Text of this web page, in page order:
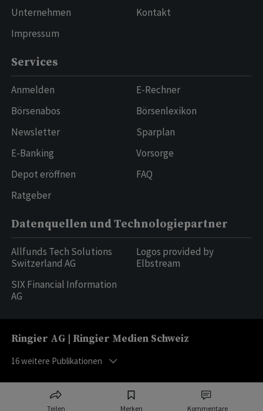
Teilen Merken Kommentare
Unternehmen
Impressum
Kontakt
Services
Anmelden
Börsenabos
Newsletter
E-Banking
Depot eröffnen
Ratgeber
E-Rechner
Börsenlexikon
Sparplan
Vorsorge
FAQ
Datenquellen und Technologiepartner
Allfunds Tech Solutions
Switzerland AG
SIX Financial Information
AG
Logos provided by
Elbstream
Ringier AG | Ringier Medien Schweiz
16weitere Publikationen